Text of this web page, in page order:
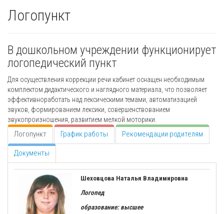
Логопункт
В дошкольном учреждении функционирует
логопедический пункт
Для осуществления коррекции речи кабинет оснащен необходимым
комплектом дидактического и наглядного материала, что позволяет
эффективноработать над лексическими темами, автоматизацией
звуков, формированием лексики, совершенствованием
звукопроизношения, развитием мелкой моторики.
Логопункт График работы Рекомендации родителям
Документы
Шеховцова Наталья Владимировна
Логопед
образование: высшее